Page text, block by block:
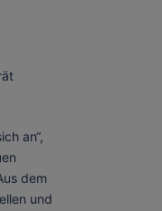
an“,
dem
und